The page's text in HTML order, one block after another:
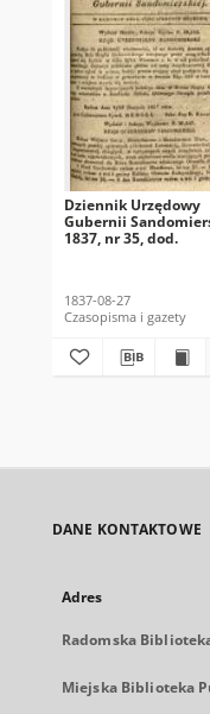
Dziennik Urzędowy
Gubernii
1837, nr 35, dod.
1837-08-27
Czasopisma i gazety
DANE KONTAKTOWE
Adres
Radomska
Miejska Biblioteka